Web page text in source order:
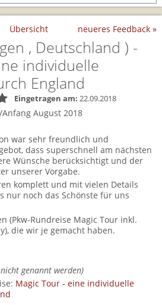
per Minibus
West Coast Path)
durch die Highland Saga
Cornwall und Südengland
Reise
Übersicht neueres Feedback »
, Deutschland ) -
individuelle
England
Eingetragen am: 22.09.2018
Anfang August 2018
war sehr freundlich und
dass superschnell am nächsten
Wünsche berücksichtigt und der
unserer Vorgabe.
komplett und mit vielen Details
nur noch das Schönste für uns
(Pkw-Rundreise Magic Tour inkl.
die wir je gemacht haben.
genannt werden)
Magic Tour - eine individuelle